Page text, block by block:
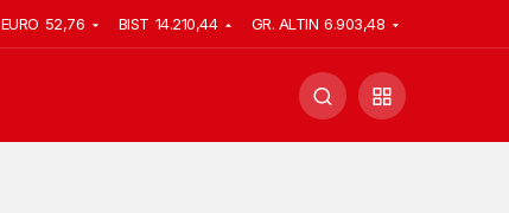
EURO 52,76 BIST 14.210,44 GR. ALTIN 6.903,48